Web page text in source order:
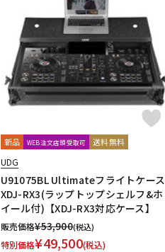
新品 WEB注文店頭受取可 送料無料
UDG
U91075BL Ultimateフライトケース
XDJ-RX3(ラップトップシェルフ&ホ
イール付)【XDJ-RX3対応ケース】
販売価格¥53,900(税込)
特別価格¥49,500(税込)